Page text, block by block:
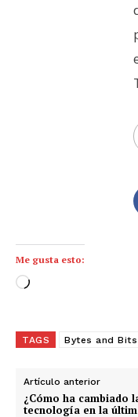
Me gusta esto:
C
g
n
d
TAGS Bytes and Bits
Artículo anterior
¿Cómo ha cambiado
tecnología en la